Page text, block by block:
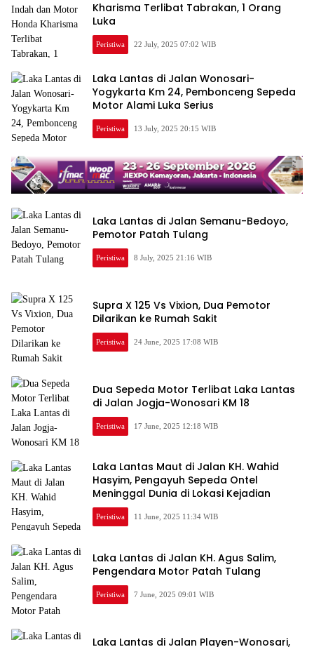
Kharisma Terlibat Tabrakan, 1 Orang
Luka
Peristiwa 22 July, 2025 07:02 WIB
Laka Lantas di Jalan Wonosari-
Yogykarta Km 24, Pembonceng Sepeda
Motor Alami Luka Serius
Peristiwa 13 July, 2025 20:15 WIB
Laka Lantas di Jalan Semanu-Bedoyo,
Pemotor Patah Tulang
Peristiwa 8 July, 2025 21:16 WIB
Supra X 125 Vs Vixion, Dua Pemotor
Dilarikan ke Rumah Sakit
Peristiwa 24 June, 2025 17:08 WIB
Dua Sepeda Motor Terlibat Laka Lantas
di Jalan Jogja-Wonosari KM 18
Peristiwa 17 June, 2025 12:18 WIB
Laka Lantas Maut di Jalan KH. Wahid
Hasyim, Pengayuh Sepeda Ontel
Meninggal Dunia di Lokasi Kejadian
Peristiwa 11 June, 2025 11:34 WIB
Laka Lantas di Jalan KH. Agus Salim,
Pengendara Motor Patah Tulang
Peristiwa 7 June, 2025 09:01 WIB
Laka Lantas di Jalan Playen-Wonosari,